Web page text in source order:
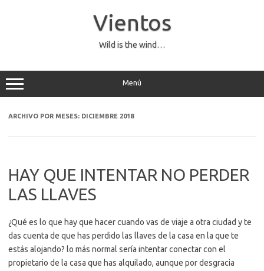
Vientos
Wild is the wind…
Menú
ARCHIVO POR MESES: DICIEMBRE 2018
HAY QUE INTENTAR NO PERDER
LAS LLAVES
¿Qué es lo que hay que hacer cuando vas de viaje a otra ciudad y te
das cuenta de que has perdido las llaves de la casa en la que te
estás alojando? lo más normal sería intentar conectar con el
propietario de la casa que has alquilado, aunque por desgracia